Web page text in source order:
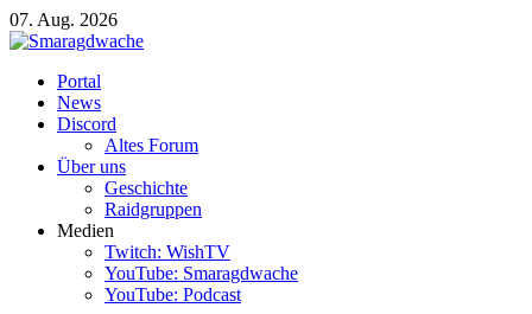
07. Aug. 2026
Portal
News
Discord
Altes Forum
Über uns
Geschichte
Raidgruppen
Medien
Twitch: WishTV
YouTube: Smaragdwache
YouTube: Podcast